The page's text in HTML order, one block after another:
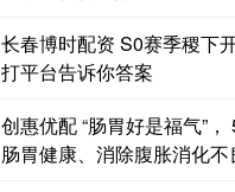
长春博时配资 S0赛季稷下
打平台告诉你答案
创惠优配 “肠胃好是福气”
肠胃健康、消除腹胀消化不